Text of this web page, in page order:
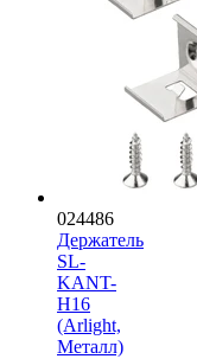
024486
Держатель
SL-
KANT-
H16
(Arlight,
Металл)